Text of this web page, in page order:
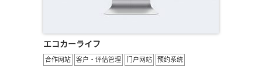
エコカーライフ
合作网站 客户・评估管理 门户网站 预约系统